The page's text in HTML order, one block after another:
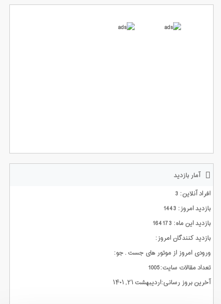
آمار بازدید
افراد آنلاین: 3
بازدید امروز: 1443
بازدید این ماه: 164173
بازدید کنندگان امروز:
ورودی امروز از موتور های جست . جو:
تعداد مقالات سایت:1005
آخرین بروز رسانی:اردیبهشت ۲۱, ۱۴۰۱